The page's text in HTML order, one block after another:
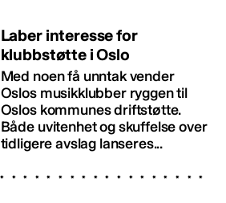
Laber interesse for
klubbstøtte i Oslo
Med noen få unntak vender
Oslos musikklubber ryggen til
Oslos kommunes driftstøtte.
Både uvitenhet og skuffelse over
tidligere avslag lanseres...